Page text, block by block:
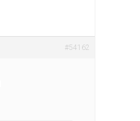
#54162